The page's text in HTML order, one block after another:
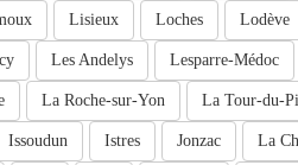
Lodève
Loches
Lisieux
Lesparre-Médoc
Les Andelys
La Tour-du-
La Roche-sur-Yon
La
Jonzac
Istres
Issoudun